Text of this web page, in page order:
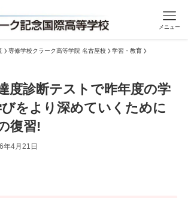
メニュー
専修学校クラーク高等学院 名古屋校 学習・教育
度診断テストで昨年度の学
をより深めていくために
復習!
年4月21日